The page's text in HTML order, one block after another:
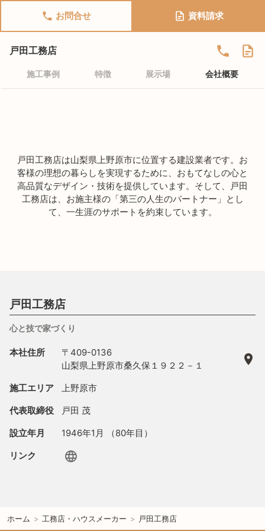
お問合せ 資料請求
戸田工務店
施工事例 特徴 展示場 会社概要
戸田工務店は山梨県上野原市に位置する建設業者です。お
客様の理想の暮らしを実現するために、おもてなしの心と
高品質なデザイン・技術を提供しています。そして、戸田
工務店は、お施主様の「第三の人生のパートナー」とし
て、一生涯のサポートを約束しています。
戸田工務店
心と技で家づくり
本社住所
〒409-0136
山梨県上野原市桑久保１９２２－１
施工エリア 上野原市
代表取締役 戸田 茂
設立年月 1946年1月 （80年目）
リンク
ホーム > 工務店・ハウスメーカー > 戸田工務店